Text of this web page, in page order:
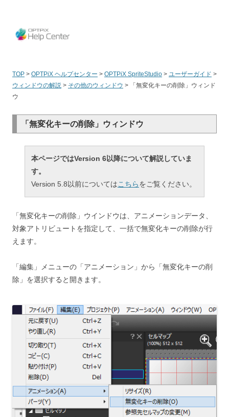
TOP > OPTPiX ヘルプセンター > OPTPiX SpriteStudio > ユーザーガイド >
ウィンドウの解説 > その他のウィンドウ >
「無変化キーの削除」ウィンド
ウ
「無変化キーの削除」ウィンドウ
本ページではVersion 6以降について解説していま
す。
Version 5.8以前についてはこちらをご覧ください。
「無変化キーの削除」ウインドウは、アニメーションデータ、
対象アトリビュートを指定して、一括で無変化キーの削除が行
えます。
「編集」メニューの「アニメーション」から「無変化キーの削
除」を選択すると開きます。